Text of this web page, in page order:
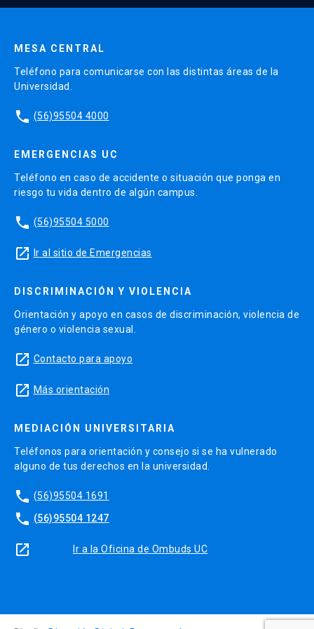
MESA CENTRAL
Teléfono para comunicarse con las distintas áreas de la
Universidad.
phone (56)95504 4000
EMERGENCIAS UC
Teléfono en caso de accidente o situación que ponga en
riesgo tu vida dentro de algún campus.
phone (56)95504 5000
launch Ir al sitio de Emergencias
DISCRIMINACIÓN Y VIOLENCIA
Orientación y apoyo en casos de discriminación, violencia de
género o violencia sexual.
launch Contacto para apoyo
launch Más orientación
MEDIACIÓN UNIVERSITARIA
Teléfonos para orientación y consejo si se ha vulnerado
alguno de tus derechos en la universidad.
phone (56)95504 1691
phone (56)95504 1247
launch Ir a la Oficina de Ombuds UC